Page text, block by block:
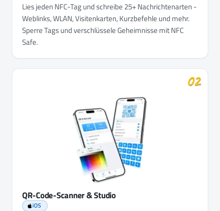
Lies jeden NFC-Tag und schreibe 25+ Nachrichtenarten -
Weblinks, WLAN, Visitenkarten, Kurzbefehle und mehr.
Sperre Tags und verschlüssele Geheimnisse mit NFC
Safe.
02
QR-Code-Scanner & Studio
iOS